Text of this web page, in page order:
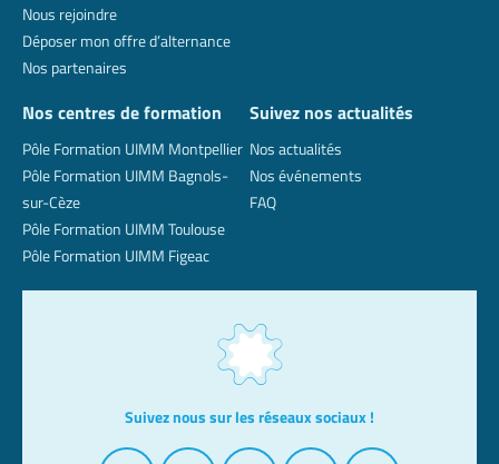
Nous rejoindre
Déposer mon offre d’alternance
Nos partenaires
Nos centres de formation
Pôle Formation UIMM Montpellier
Pôle Formation UIMM Bagnols-
sur-Cèze
Pôle Formation UIMM Toulouse
Pôle Formation UIMM Figeac
Suivez nos actualités
Nos actualités
Nos événements
FAQ
Suivez nous sur les réseaux sociaux !